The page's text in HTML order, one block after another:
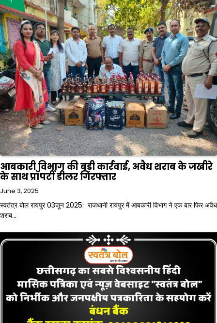
आबकारी विभाग की बड़ी कार्रवाई, अवैध शराब के जखीरे
के साथ प्रॉपर्टी डीलर गिरफ्तार
June 3, 2025
स्वतंत्र बोल रायपुर 03जून 2025: राजधानी रायपुर में आबकारी विभाग ने एक बार फिर अवैध
शराब…